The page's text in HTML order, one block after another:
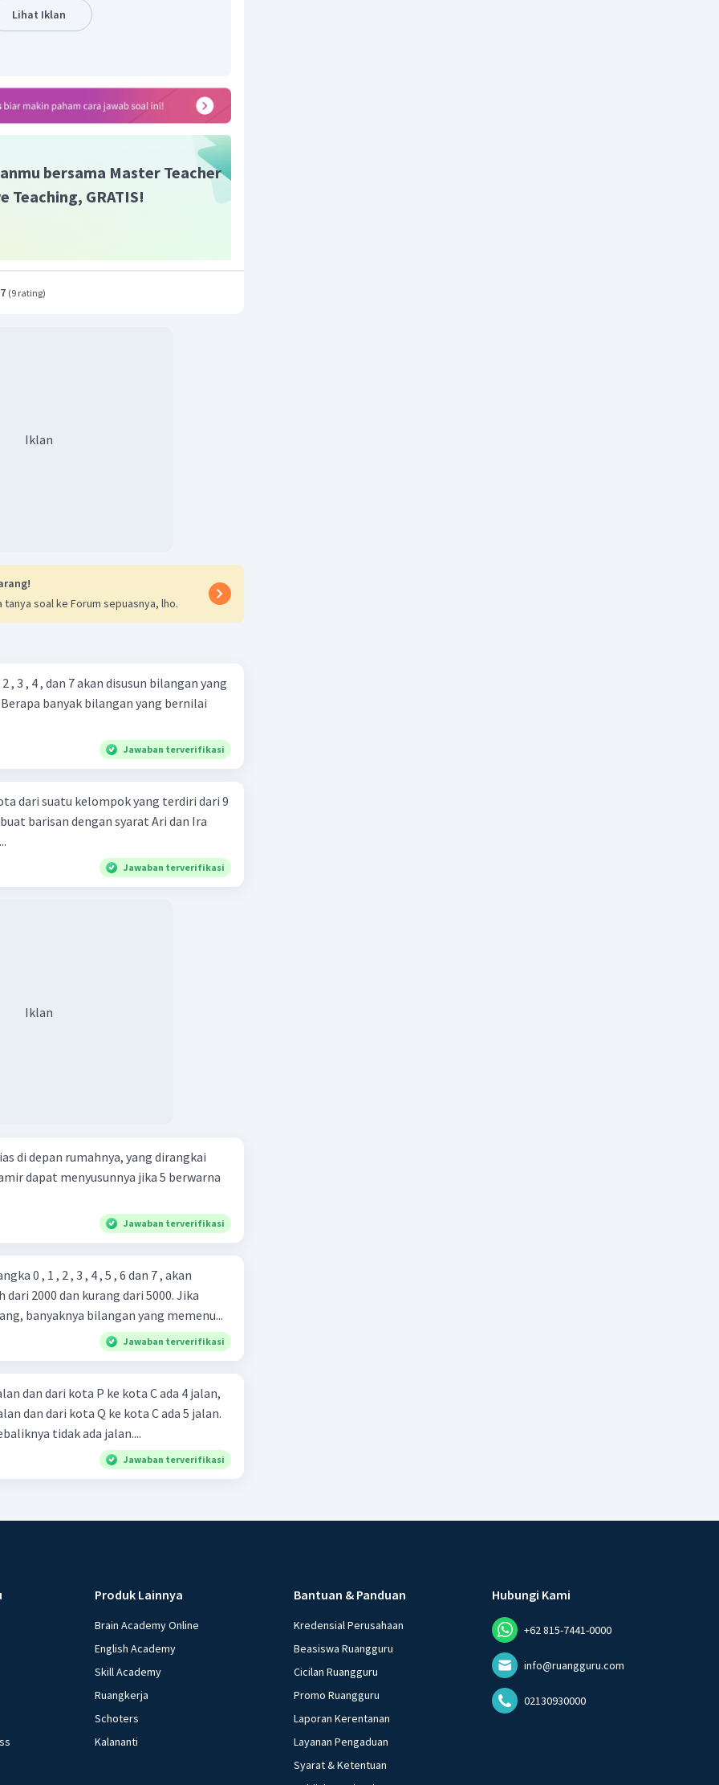
benar adalah E.
Lihat Iklan
bersama Master Teacher
Teaching, GRATIS!
(9 rating)
Iklan
tanya soal ke Forum sepuasnya, lho.
, 3 , 4 , dan 7 akan disusun bilangan yang
banyak bilangan yang bernilai
Jawaban terverifikasi
dari suatu kelompok yang terdiri dari 9
barisan dengan syarat Ari dan Ira
Jawaban terverifikasi
Iklan
di depan rumahnya, yang dirangkai
dapat menyusunnya jika 5 berwarna
Jawaban terverifikasi
0 , 1 , 2 , 3 , 4 , 5 , 6 dan 7 , akan
2000 dan kurang dari 5000. Jika
banyaknya bilangan yang memenu...
Jawaban terverifikasi
dan dari kota P ke kota C ada 4 jalan,
dan dari kota Q ke kota C ada 5 jalan.
tidak ada jalan....
Jawaban terverifikasi
Produk Lainnya
Brain Academy Online
English Academy
Skill Academy
Ruangkerja
Schoters
Kalananti
Bantuan & Panduan
Kredensial Perusahaan
Beasiswa Ruangguru
Cicilan Ruangguru
Promo Ruangguru
Laporan Kerentanan
Layanan Pengaduan
Syarat & Ketentuan
Hubungi Kami
+62 815-7441-0000
info@ruangguru.com
02130930000